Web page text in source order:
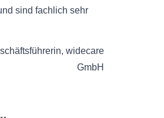
sind fachlich sehr
widecare
GmbH